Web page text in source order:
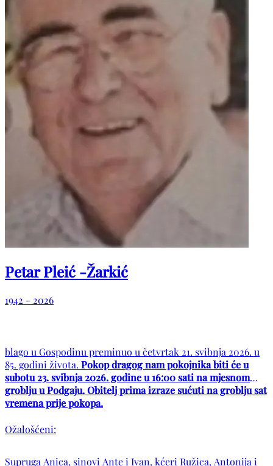
Petar Pleić -Žarkić
1942 - 2026
blago u Gospodinu preminuo u četvrtak 21. svibnja 2026. u
85. godini života. Pokop dragog nam pokojnika biti će u
subotu 23. svibnja 2026. godine u 16:00 sati na mjesnom
groblju u Podgaju. Obitelj prima izraze sućuti na groblju sat
vremena prije pokopa.
Ožalošćeni:
Supruga Anica, sinovi Ante i Ivan, kćeri Ružica, Antonija i